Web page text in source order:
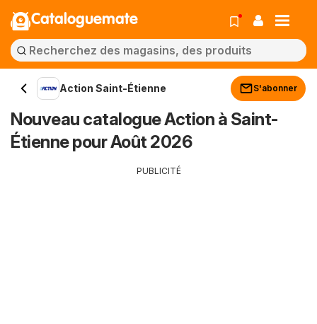
Cataloguemate
Action Saint-Étienne S'abonner
Nouveau catalogue Action à Saint-
Étienne pour Août 2026
PUBLICITÉ